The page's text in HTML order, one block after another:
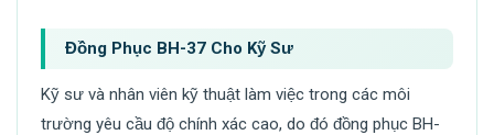
Đồng Phục BH-37 Cho Kỹ Sư
Kỹ sư và nhân viên kỹ thuật làm việc trong các môi
trường yêu cầu độ chính xác cao, do đó đồng phục BH-